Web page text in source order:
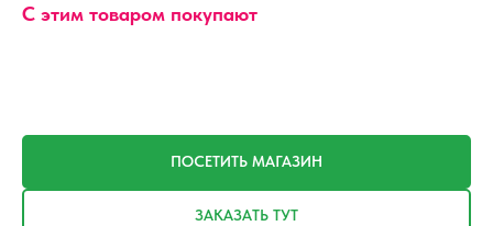
С этим товаром покупают
ПОСЕТИТЬ МАГАЗИН
ЗАКАЗАТЬ ТУТ